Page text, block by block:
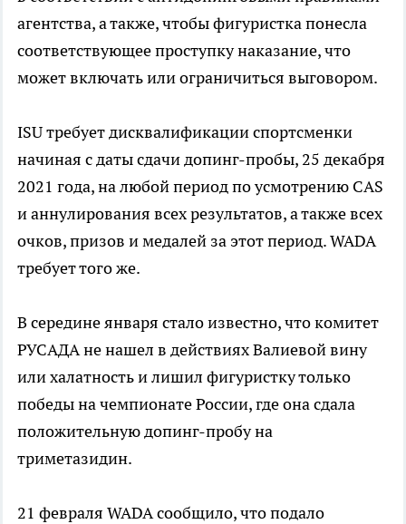
агентства, а также, чтобы фигуристка понесла
соответствующее проступку наказание, что
может включать или ограничиться выговором.
ISU требует дисквалификации спортсменки
начиная с даты сдачи допинг-пробы, 25 декабря
2021 года, на любой период по усмотрению CAS
и аннулирования всех результатов, а также всех
очков, призов и медалей за этот период. WADA
требует того же.
В середине января стало известно, что комитет
РУСАДА не нашел в действиях Валиевой вину
или халатность и лишил фигуристку только
победы на чемпионате России, где она сдала
положительную допинг-пробу на
триметазидин.
21 февраля WADA сообщило, что подало